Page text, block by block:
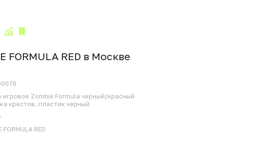
FORMULA RED в Москвe
игровое Zombie Formula черный/красный
крестов. пластик черный
FORMULA RED